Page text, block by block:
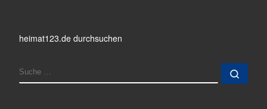
heimat123.de durchsuchen
SUCHE